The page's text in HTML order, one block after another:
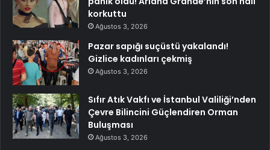
korkuttu
Ağustos 3, 2026
Pazar sapığı suçüstü yakalandı!
Gizlice kadınları çekmiş
Ağustos 3, 2026
Sıfır Atık Vakfı ve İstanbul Valiliği’nden
Çevre Bilincini Güçlendiren Orman
Buluşması
Ağustos 3, 2026